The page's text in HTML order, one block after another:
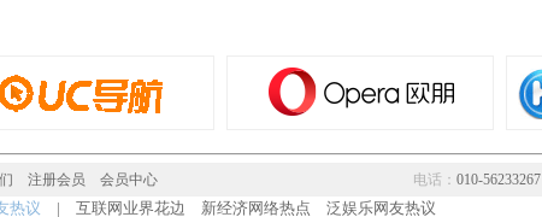
注册会员 会员中心 电话： 010-
热议 | 互联网业界花边 新经济网络热点 泛娱乐网友热议